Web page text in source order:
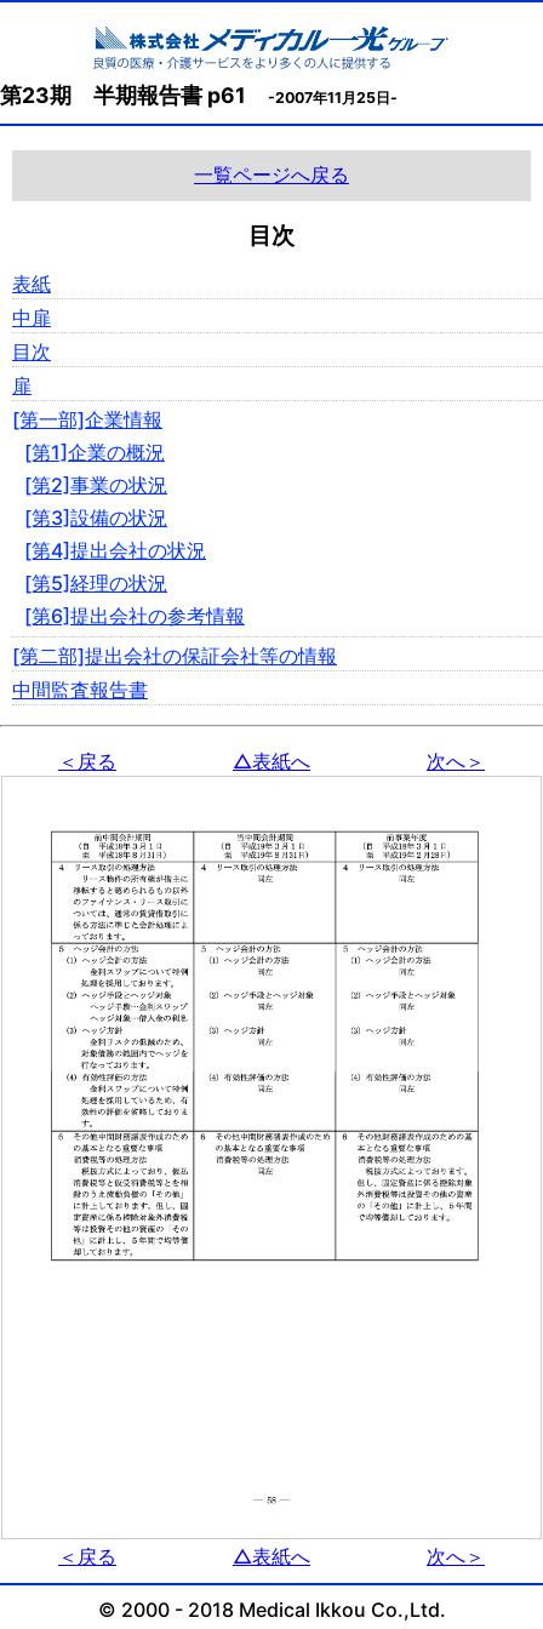
第23期 半期報告書 p61 -2007年11月25日-
一覧ページへ戻る
目次
表紙
中扉
目次
扉
[第一部]企業情報
[第1]企業の概況
[第2]事業の状況
[第3]設備の状況
[第4]提出会社の状況
[第5]経理の状況
[第6]提出会社の参考情報
[第二部]提出会社の保証会社等の情報
中間監査報告書
＜戻る △表紙へ 次へ＞
＜戻る △表紙へ 次へ＞
© 2000 - 2018 Medical Ikkou Co.,Ltd.